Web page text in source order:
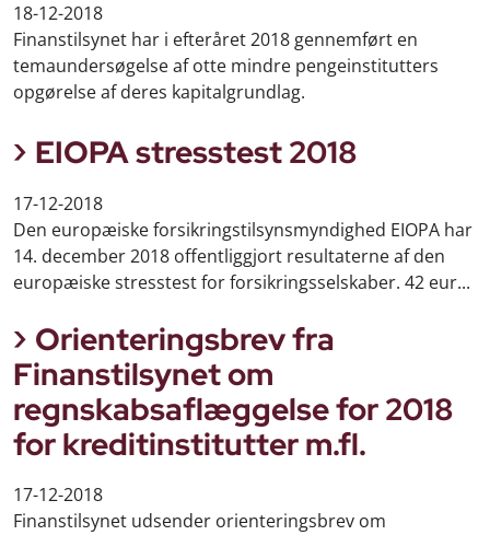
18-12-2018
Finanstilsynet har i efteråret 2018 gennemført en
temaundersøgelse af otte mindre pengeinstitutters
opgørelse af deres kapitalgrundlag.
EIOPA stresstest 2018
17-12-2018
Den europæiske forsikringstilsynsmyndighed EIOPA har
14. december 2018 offentliggjort resultaterne af den
europæiske stresstest for forsikringsselskaber. 42 eur...
Orienteringsbrev fra
Finanstilsynet om
regnskabsaflæggelse for 2018
for kreditinstitutter m.fl.
17-12-2018
Finanstilsynet udsender orienteringsbrev om